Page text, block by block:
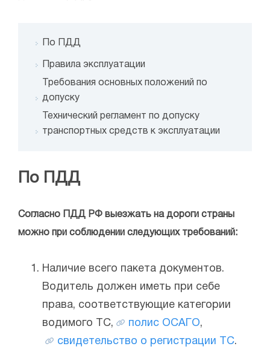
По ПДД
Правила эксплуатации
Требования основных положений по
допуску
Технический регламент по допуску
транспортных средств к эксплуатации
По ПДД
Согласно ПДД РФ выезжать на дороги страны
можно при соблюдении следующих требований:
Наличие всего пакета документов.
Водитель должен иметь при себе
права, соответствующие категории
водимого ТС,
полис ОСАГО,
свидетельство о регистрации ТС.